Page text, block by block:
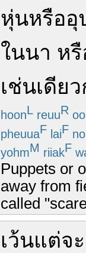
หุ่นหรืออุ
ในนา ห
เช่นเดีย
hoonL reuuR oo
pheuuaF laiF
yohmM riiakF
Puppets or
away from
called
เว้นแต่จะ